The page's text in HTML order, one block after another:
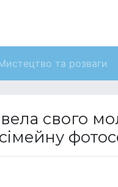
та розваги
свого